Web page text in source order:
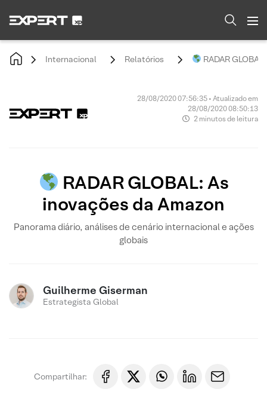
Internacional Relatórios RADAR
28/08/2020 07:56:35 • Atualizado em
28/08/2020 08:50:13
2 minutos de leitura
RADAR GLOBAL: As
inovações da Amazon
Panorama diário, análises de cenário internacional e ações
globais
Guilherme Giserman
Estrategista Global
Compartilhar: